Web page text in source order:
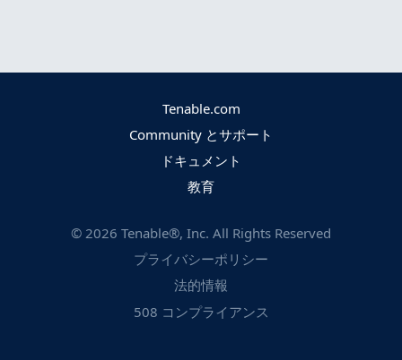
Tenable.com
Community とサポート
ドキュメント
教育
© 2026 Tenable®, Inc. All Rights Reserved
プライバシーポリシー
法的情報
508 コンプライアンス